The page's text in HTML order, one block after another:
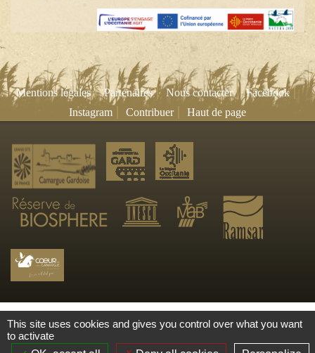
Mentions légales|Partenaires|Nous contacter|Facebook|
Instagram| Contribuer| Haut de page
This site uses cookies and gives you control over what you want
to activate